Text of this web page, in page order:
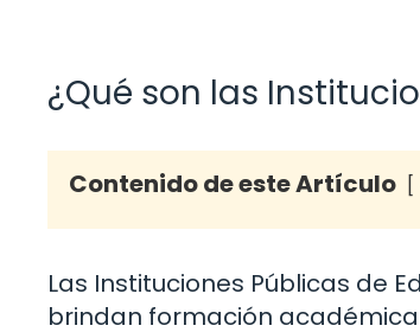
¿Qué son las
Contenido de este Artículo
Las Instituciones Públicas de
brindan formación